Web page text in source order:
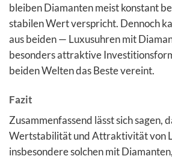
bleiben Diamanten meist konstant
stabilen Wert verspricht. Dennoch
aus beiden — Luxusuhren mit
besonders attraktive
beiden Welten das Beste vereint.
Fazit
Zusammenfassend lässt sich sagen,
Wertstabilität und Attraktivität von
insbesondere solchen mit